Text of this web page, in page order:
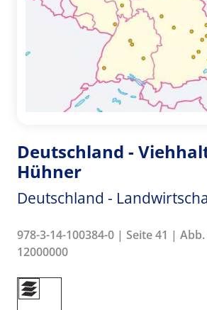
Deutschland -
Hühner
Deutschland -
978-3-14-100384-0 | Seite 41 |
12000000